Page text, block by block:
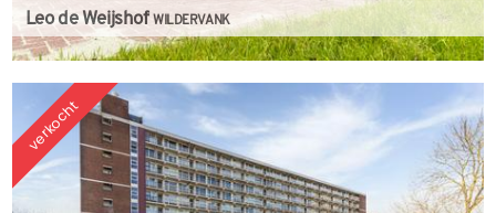
Leo de Weijshof WILDERVANK
verkocht